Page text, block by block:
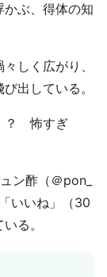
ぶ、得体の知
しく広がり、
出している。
？ 怖すぎ
ン酢（＠pon_
いいね」（30
る。